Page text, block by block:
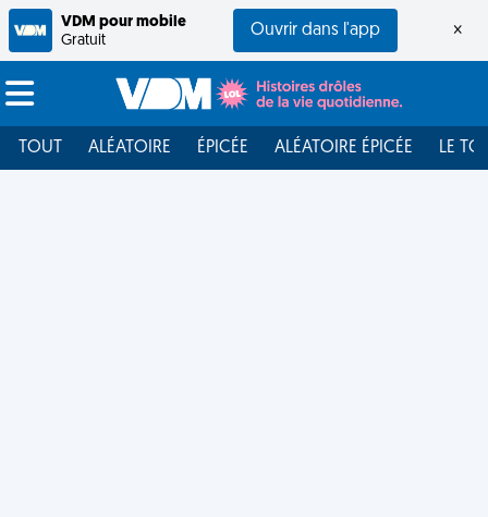
VDM pour mobile
Gratuit
Ouvrir dans l'app ×
TOUT ALÉATOIRE ÉPICÉE ALÉATOIRE ÉPICÉE LE